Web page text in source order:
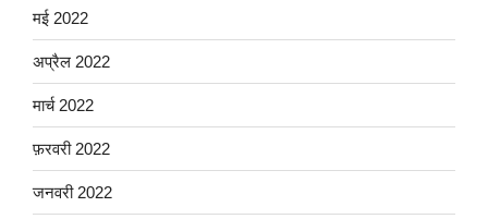
मई 2022
अप्रैल 2022
मार्च 2022
फ़रवरी 2022
जनवरी 2022